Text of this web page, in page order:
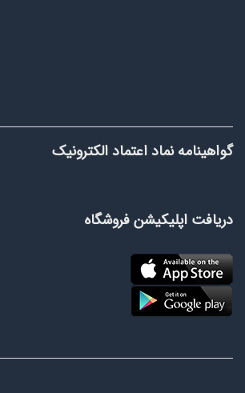
گواهینامه نماد اعتماد الکترونیک
دریافت اپلیکیشن فروشگاه